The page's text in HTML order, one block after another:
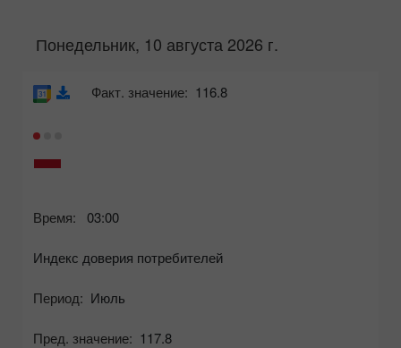
Понедельник, 10 августа 2026 г.
Время: 03:00
Индекс доверия потребителей
Период: Июль
Пред. значение: 117.8
Факт. значение: 116.8